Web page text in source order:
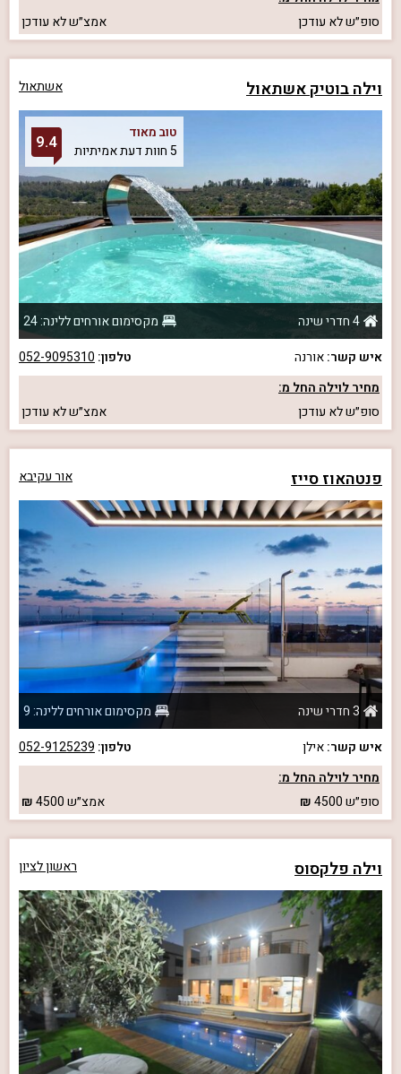
סופ״שלא עודכן אמצ״שלא עודכן
וילה בוטיק אשתאול אשתאול
טוב מאוד
5 חוות דעת אמיתיות
9.4
4 חדרי שינה
מקסימום אורחים ללינה: 24
איש קשר:אורנה טלפון: 052-9095310
מחיר לוילה החל מ:
סופ״שלא עודכן אמצ״שלא עודכן
פנטהאוז סייז אור עקיבא
3 חדרי שינה
מקסימום אורחים ללינה: 9
איש קשר:אילן טלפון: 052-9125239
מחיר לוילה החל מ:
סופ״ש4500 אמצ״ש4500
וילה פלקסוס ראשון לציון